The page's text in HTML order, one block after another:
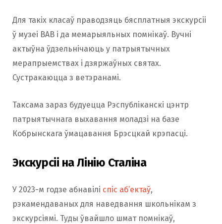
Для такіх класаў праводзяць бясплатныя экскурсіі
ў музеі ВАВ і да мемарыяльных помнікаў. Вучні
актыўна ўдзельнічаюць у патрыятычных
мерапрыемствах і дзяржаўных святах.
Сустракаюцца з ветэранамі.
Таксама зараз будуецца Рэспубліканскі цэнтр
патрыятычнага выхавання моладзі на базе
Кобрынскага ўмацавання Брэсцкай крэпасці.
Экскурсіі на Лінію Сталіна
У 2023-м годзе абнавілі спіс аб’ектаў,
рэкамендаваных для наведвання школьнікам з
экскурсіямі. Туды ўвайшло шмат помнікаў,